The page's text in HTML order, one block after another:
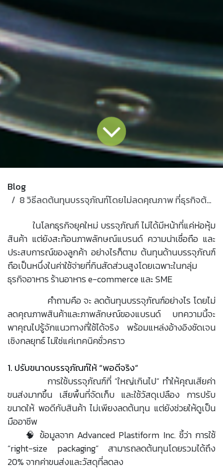
Blog
8 วิธีลดต้นทุนบรรจุภัณฑ์โดยไม่ลดคุณภาพ ที่ธุรกิจต้องรู้
ในโลกธุรกิจยุคใหม่ บรรจุภัณฑ์ ไม่ได้มีหน้าที่แค่ห่อหุ้ม
สินค้า แต่ยังสะท้อนภาพลักษณ์แบรนด์ ความน่าเชื่อถือ และ
ประสบการณ์ของลูกค้า อย่างไรก็ตาม ต้นทุนด้านบรรจุภัณฑ์
ถือเป็นหนึ่งในค่าใช้จ่ายที่กินสัดส่วนสูงโดยเฉพาะในกลุ่ม
ธุรกิจอาหาร ร้านอาหาร e-commerce และ SME
คำถามคือ จะ ลดต้นทุนบรรจุภัณฑ์อย่างไร โดยไม่
ลดคุณภาพสินค้าและภาพลักษณ์ของแบรนด์ บทความนี้จะ
พาคุณไปรู้จักแนวทางที่ใช้ได้จริง พร้อมแหล่งอ้างอิงชัดเจน
เชิงกลยุทธ์ ไม่ใช่แค่เทคนิคชั่วคราว
1. ปรับขนาดบรรจุภัณฑ์ให้ “พอดีจริง”
การใช้บรรจุภัณฑ์ที่ “ใหญ่เกินไป” ทำให้คุณเสียค่า
ขนส่งมากขึ้น เสียพื้นที่จัดเก็บ และใช้วัสดุเปลือง การปรับ
ขนาดให้ พอดีกับสินค้า ไม่เพียงลดต้นทุน แต่ยังช่วยให้ดูเป็น
มืออาชีพ
🧠 ข้อมูลจาก Advanced Plastiform Inc. ชี้ว่า การใช้
“right-size packaging” สามารถลดต้นทุนโดยรวมได้ถึง
20% จากค่าขนส่งและวัสดุที่ลดลง